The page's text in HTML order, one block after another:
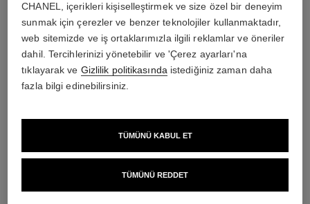
le masque
Ref. 133230
Ref. 120630
Detayları görüntüle
CHANEL, içerikleri kişiselleştirmek ve size özel bir deneyim
sunmak için çerezler ve benzer teknolojiler kullanmaktadır,
web sitemizde ve iş ortaklarımızla ilgili reklamlar ve öneriler
dahil. Tercihlerinizi yönetebilir ve 'Çerez ayarları'na
tıklayarak ve Gizlilik politikasında istediğiniz zaman daha
fazla bilgi edinebilirsiniz.
TÜMÜNÜ REDDET
TÜMÜNÜ KABUL ET